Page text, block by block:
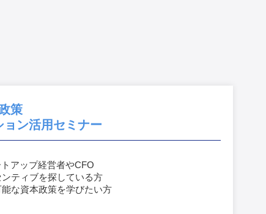
策
ン活用セミナー
アップ経営者やCFO
ティブを探している方
な資本政策を学びたい方